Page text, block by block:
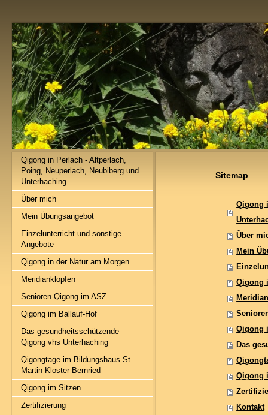
Qigong in Perlach - Altperlach,
Poing, Neuperlach, Neubiberg und
Unterhaching
Über mich
Mein Übungsangebot
Einzelunterricht und sonstige
Angebote
Qigong in der Natur am Morgen
Meridianklopfen
Senioren-Qigong im ASZ
Qigong im Ballauf-Hof
Das gesundheitsschützende
Qigong vhs Unterhaching
Qigongtage im Bildungshaus St.
Martin Kloster Bernried
Qigong im Sitzen
Zertifizierung
Sitemap
Qigong
Über
Mein
Qigong
Qigong
Das
Qigong
Kontakt